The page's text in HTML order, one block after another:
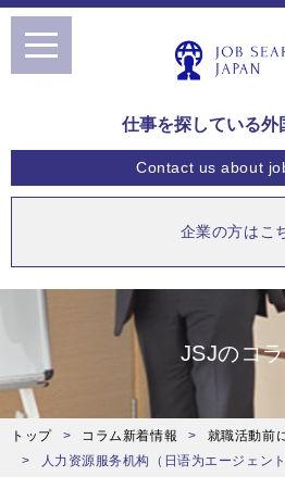
仕事を探している外
Contact usabout
企業の方はこ
JSJのコ
トップ コラム新着情報 就職活動前
人力资源服务机构（日语为エージェン
toggle
navigation